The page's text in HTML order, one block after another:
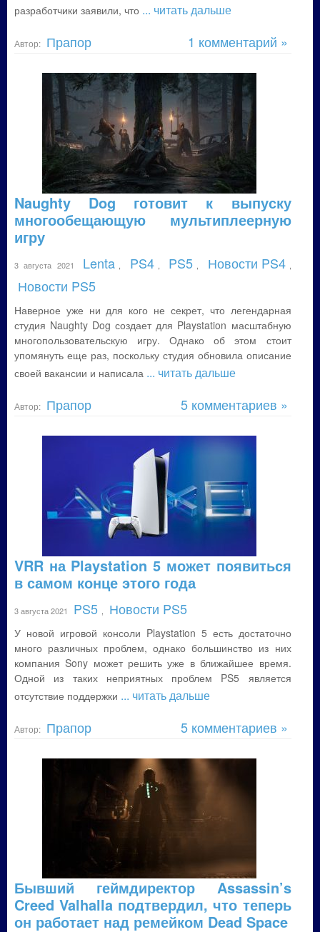
разработчики заявили, что ... читать дальше
Автор: Прапор 1 комментарий »
Naughty Dog готовит к выпуску
многообещающую мультиплеерную
игру
3 августа 2021 Lenta PS4 PS5 Новости PS4
Новости PS5
Наверное уже ни для кого не секрет, что легендарная
студия Naughty Dog создает для Playstation масштабную
многопользовательскую игру. Однако об этом стоит
упомянуть еще раз, поскольку студия обновила описание
своей вакансии и написала ... читать дальше
Автор: Прапор 5 комментариев »
VRR на Playstation 5 может появиться
в самом конце этого года
3 августа 2021 PS5 Новости PS5
У новой игровой консоли Playstation 5 есть достаточно
много различных проблем, однако большинство из них
компания Sony может решить уже в ближайшее время.
Одной из таких неприятных проблем PS5 является
отсутствие поддержки ... читать дальше
Автор: Прапор 5 комментариев »
Бывший геймдиректор Assassin’s
Creed Valhalla подтвердил, что теперь
он работает над ремейком Dead Space